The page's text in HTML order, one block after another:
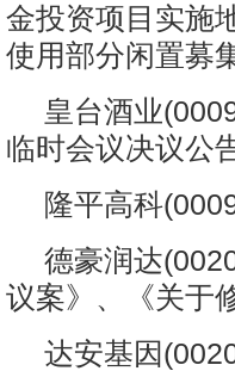
金投资项目实施
使用部分闲置募
皇台酒业
临时会议决议公
隆平高科
德豪润达
议案》、《关于
达安基因